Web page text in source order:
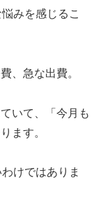
みを感じるこ
、急な出費。
いて、「今月も
ます。
けではありま